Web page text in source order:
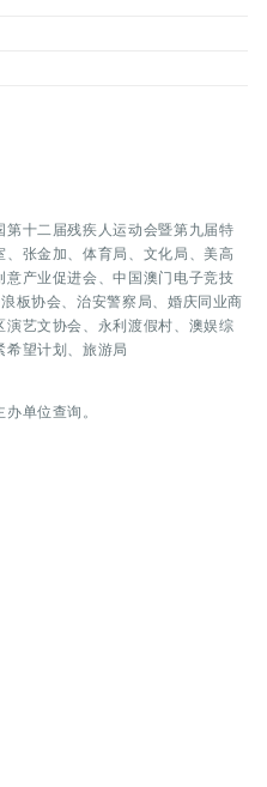
十二届残疾人运动会暨第九届特
张金加、体育局、文化局、美高
产业促进会、中国澳门电子竞技
板协会、治安警察局、婚庆同业商
艺文协会、永利渡假村、澳娱综
望计划、旅游局
单位查询。